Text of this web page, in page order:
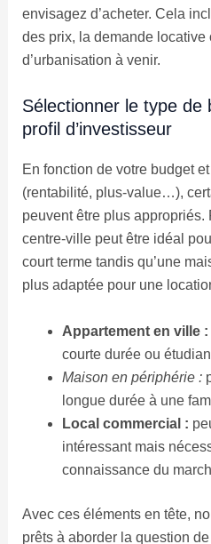
envisagez d’acheter. Cela
des prix, la demande locative
d’urbanisation à venir.
Sélectionner le type de
profil d’investisseur
En fonction de votre budget
(rentabilité, plus-value…),
peuvent être plus appropriés.
centre-ville peut être idéal
court terme tandis qu’une
plus adaptée pour une
Appartement en ville :
courte durée ou
Maison en périphérie :
longue durée à une
Local commercial :
intéressant mais
connaissance du
Avec ces éléments en tête,
prêts à aborder la question